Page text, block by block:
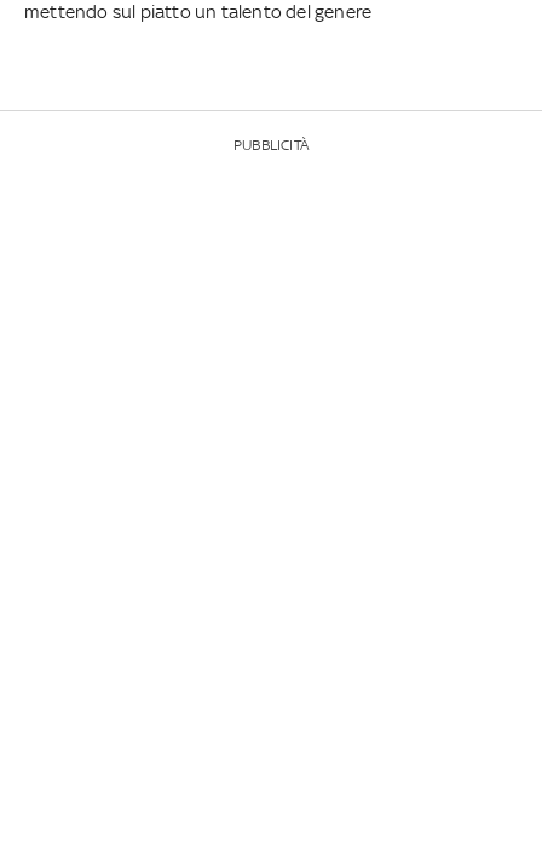
mettendo sul piatto un talento del genere
PUBBLICITÀ